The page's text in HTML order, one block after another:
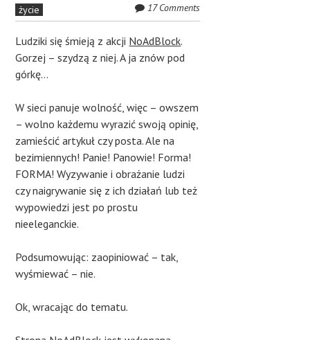
życie
17 Comments
Ludziki się śmieją z akcji NoAdBlock.
Gorzej – szydzą z niej. A ja znów pod
górkę…
W sieci panuje wolność, więc – owszem
– wolno każdemu wyrazić swoją opinię,
zamieścić artykuł czy posta. Ale na
bezimiennych! Panie! Panowie! Forma!
FORMA! Wyzywanie i obrażanie ludzi
czy naigrywanie się z ich działań lub też
wypowiedzi jest po prostu
nieeleganckie.
Podsumowując: zaopiniować – tak,
wyśmiewać – nie.
Ok, wracając do tematu.